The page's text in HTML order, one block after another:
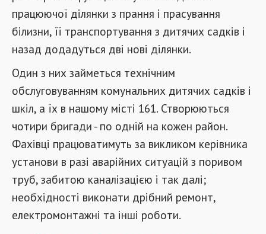
працюючої ділянки з прання і прасування
білизни, її транспортування з дитячих садків і
назад додадуться дві нові ділянки.
Один з них займеться технічним
обслуговуванням комунальних дитячих садків і
шкіл, а їх в нашому місті 161. Створюються
чотири бригади - по одній на кожен район.
Фахівці працюватимуть за викликом керівника
установи в разі аварійних ситуацій з поривом
труб, забитою каналізацією і так далі;
необхідності виконати дрібний ремонт,
електромонтажні та інші роботи.